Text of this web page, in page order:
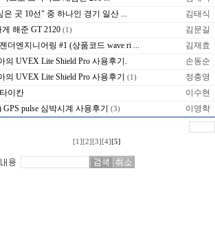
은 곳 10선" 중 하나인 경기 일산 ... 김태식
해준 GT 2120 (1) 김문길
더엔지니어링 #1 (상품코드 wave ri ... 김재효
의 UVEX Lite Shield Pro 사용후기. 손동순
의 UVEX Lite Shield Pro 사용후기 (1) 정충영
이칸 이수현
pulse 심박시계 사용후기 (3) 이영학
[1] [2] [3] [4] [5]